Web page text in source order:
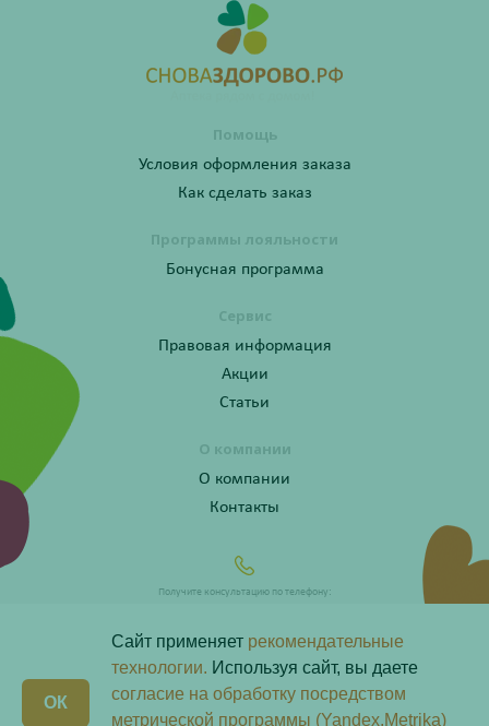
Помощь
Условия оформления заказа
Как сделать заказ
Программы лояльности
Бонусная программа
Сервис
Правовая информация
Акции
Статьи
О компании
О компании
Контакты
Получите консультацию по телефону:
Любая информация на сайте носит справочный характер и не является публичной офертой
Сайт применяет рекомендательные
технологии. Используя сайт, вы даете
согласие на обработку посредством
метрической программы (Yandex.Metrika)
ОК